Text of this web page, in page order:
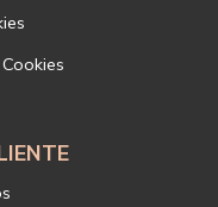
de privacidad de
de-datos